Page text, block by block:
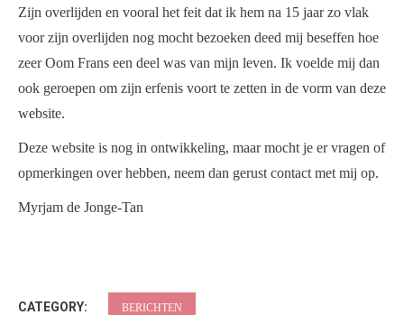
Zijn overlijden en vooral het feit dat ik hem na 15 jaar zo vlak
voor zijn overlijden nog mocht bezoeken deed mij beseffen hoe
zeer Oom Frans een deel was van mijn leven. Ik voelde mij dan
ook geroepen om zijn erfenis voort te zetten in de vorm van deze
website.
Deze website is nog in ontwikkeling, maar mocht je er vragen of
opmerkingen over hebben, neem dan gerust contact met mij op.
Myrjam de Jonge-Tan
CATEGORY: BERICHTEN